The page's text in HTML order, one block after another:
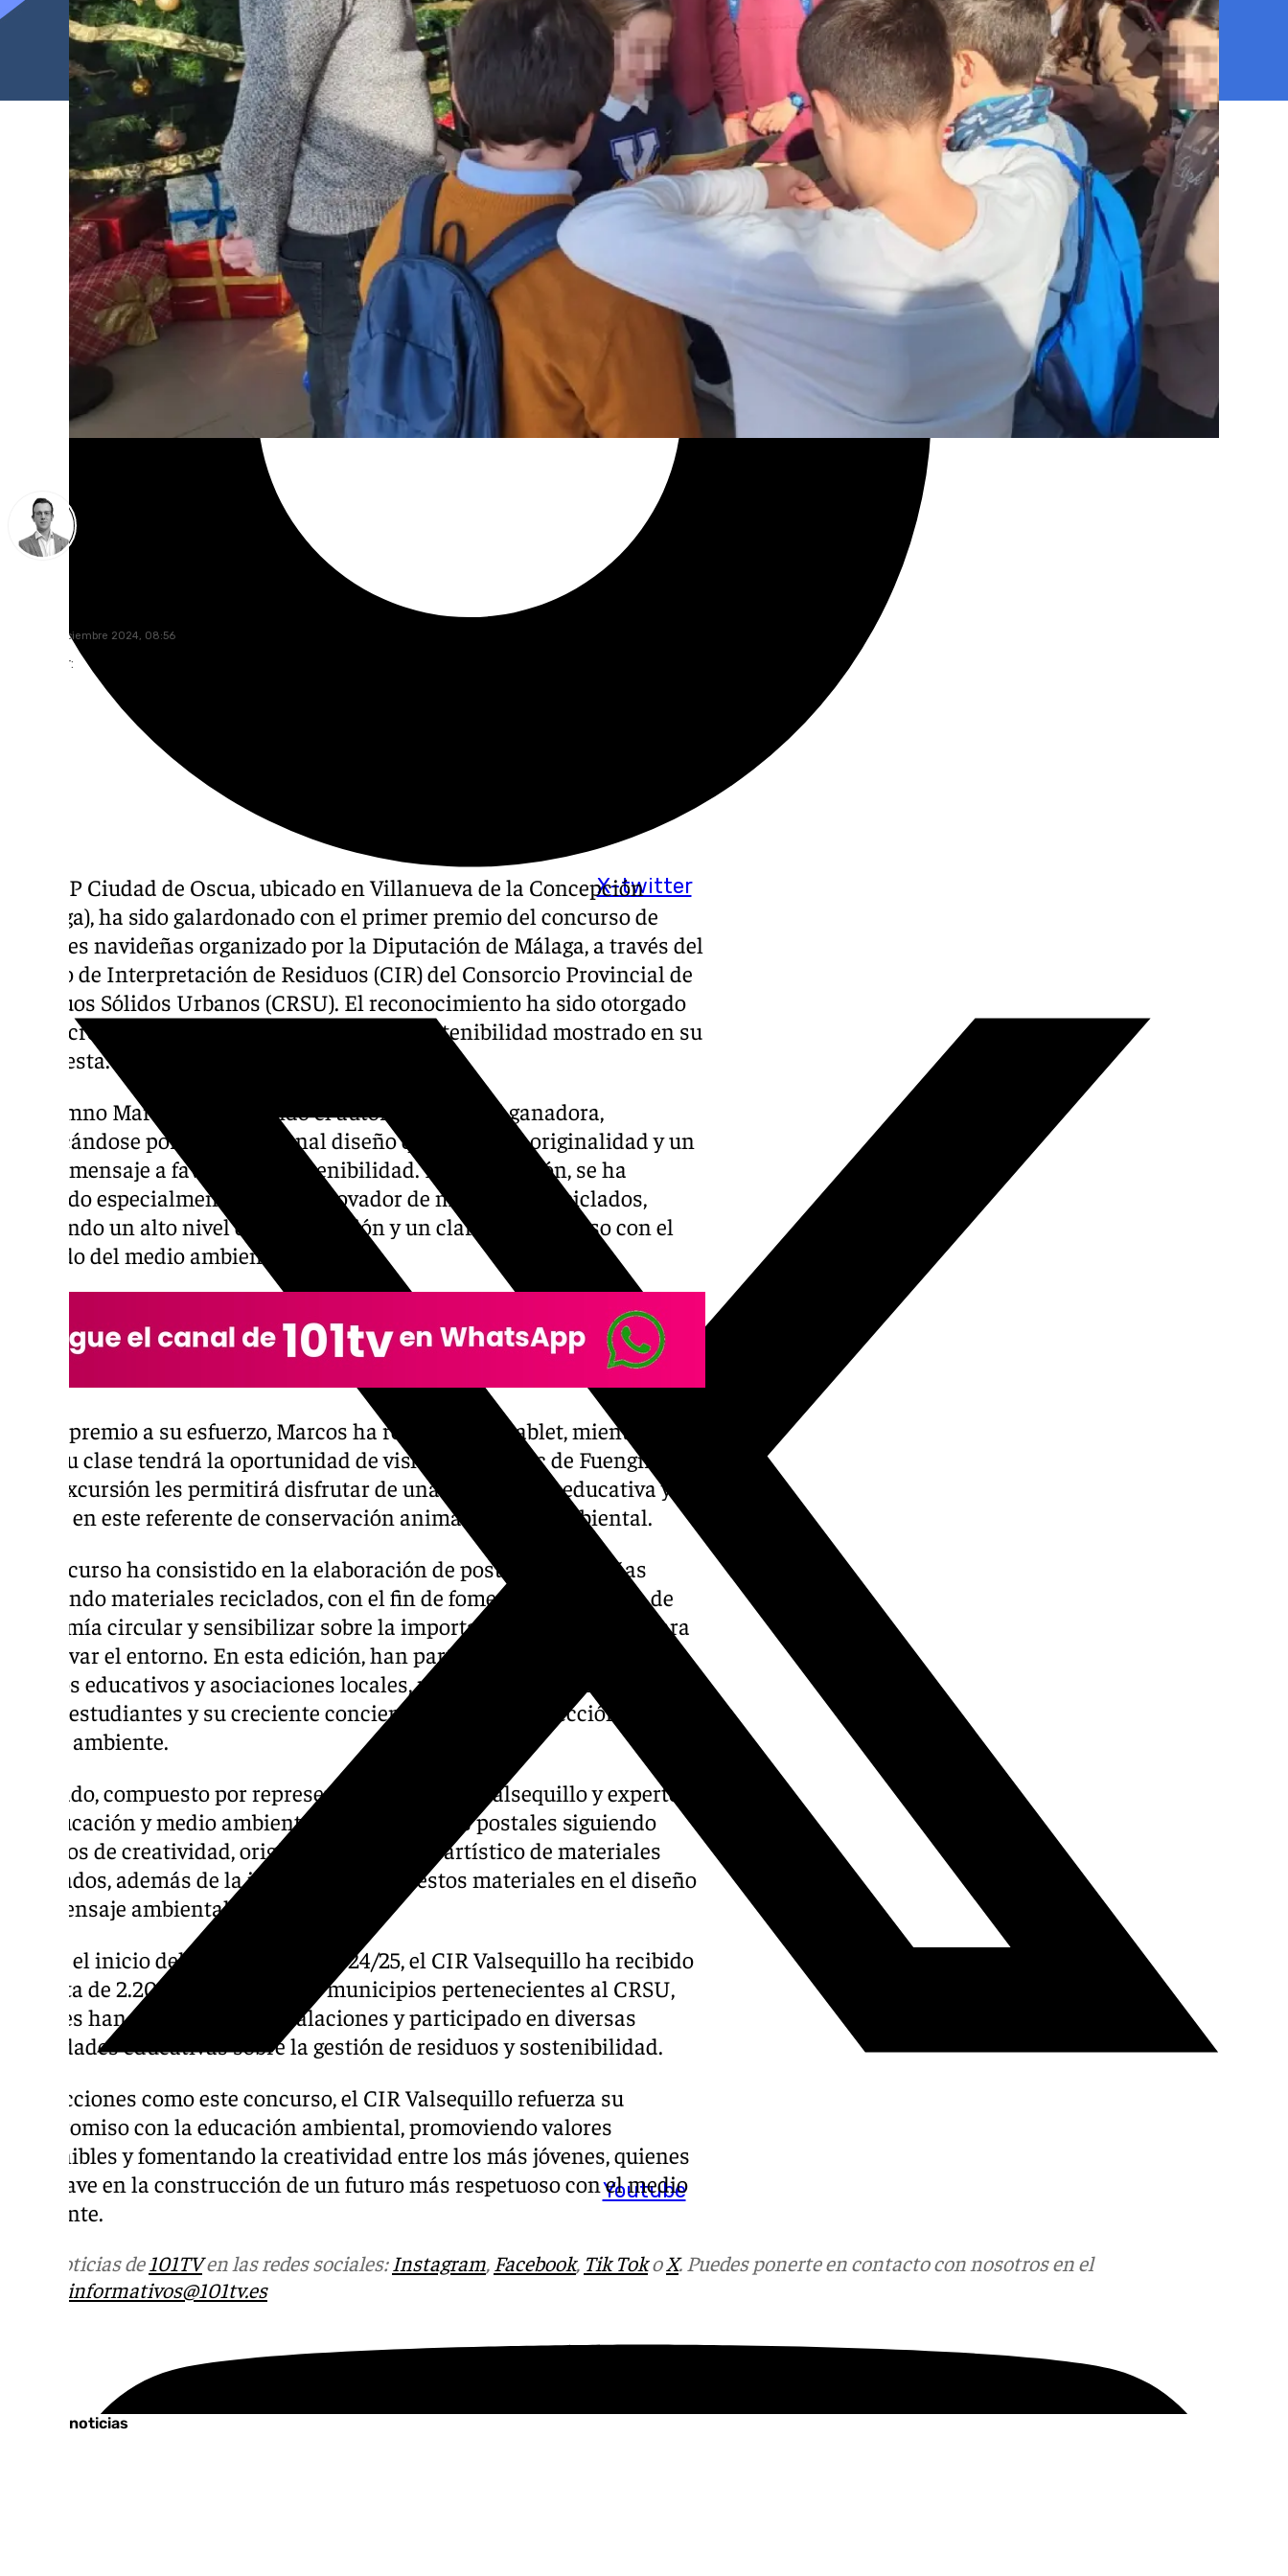
X-twitter
Youtube
lunes, 23 diciembre 2024, 08:56
Compartir:
El CEIP Ciudad de Oscua, ubicado en Villanueva de la Concepción
(Málaga), ha sido galardonado con el primer premio del concurso de
postales navideñas organizado por la Diputación de Málaga, a través del
Centro de Interpretación de Residuos (CIR) del Consorcio Provincial de
Residuos Sólidos Urbanos (CRSU). El reconocimiento ha sido otorgado
por la creatividad y el compromiso con la sostenibilidad mostrado en su
propuesta.
El alumno Marcos Pozo ha sido el autor de la postal ganadora,
destacándose por su excepcional diseño que combina originalidad y un
fuerte mensaje a favor de la sostenibilidad. En su creación, se ha
valorado especialmente el uso innovador de materiales reciclados,
reflejando un alto nivel de reutilización y un claro compromiso con el
cuidado del medio ambiente.
Como premio a su esfuerzo, Marcos ha recibido una tablet, mientras que
toda su clase tendrá la oportunidad de visitar el Bioparc de Fuengirola.
Esta excursión les permitirá disfrutar de una experiencia educativa y
lúdica en este referente de conservación animal y medioambiental.
El concurso ha consistido en la elaboración de postales navideñas
utilizando materiales reciclados, con el fin de fomentar los valores de
economía circular y sensibilizar sobre la importancia del reciclaje para
preservar el entorno. En esta edición, han participado numerosos
centros educativos y asociaciones locales, mostrando el talento creativo
de los estudiantes y su creciente conciencia sobre la protección del
medio ambiente.
El jurado, compuesto por representantes del CIR Valsequillo y expertos
en educación y medio ambiente, ha evaluado las postales siguiendo
criterios de creatividad, originalidad, y el uso artístico de materiales
reciclados, además de la incorporación de estos materiales en el diseño
y el mensaje ambiental que transmiten.
Desde el inicio del curso escolar 2024/25, el CIR Valsequillo ha recibido
la visita de 2.200 alumnos de los municipios pertenecientes al CRSU,
quienes han conocido las instalaciones y participado en diversas
actividades educativas sobre la gestión de residuos y sostenibilidad.
Con acciones como este concurso, el CIR Valsequillo refuerza su
compromiso con la educación ambiental, promoviendo valores
sostenibles y fomentando la creatividad entre los más jóvenes, quienes
son clave en la construcción de un futuro más respetuoso con el medio
ambiente.
Más noticias de 101TVen las redes sociales: Instagram, Facebook, Tik TokoX. Puedes ponerte en contacto con nosotros en el
informativos@101tv.es
Últimas noticias